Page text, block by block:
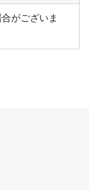
がございま